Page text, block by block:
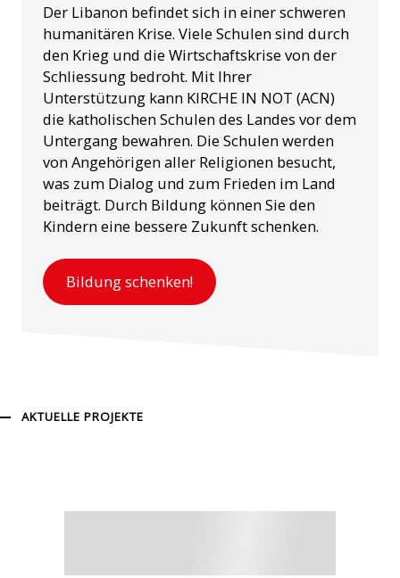
Der Libanon befindet sich in einer schweren
humanitären Krise. Viele Schulen sind durch
den Krieg und die Wirtschaftskrise von der
Schliessung bedroht. Mit Ihrer
Unterstützung kann KIRCHE IN NOT (ACN)
die katholischen Schulen des Landes vor dem
Untergang bewahren. Die Schulen werden
von Angehörigen aller Religionen besucht,
was zum Dialog und zum Frieden im Land
beiträgt. Durch Bildung können Sie den
Kindern eine bessere Zukunft schenken.
Bildung schenken!
AKTUELLE PROJEKTE